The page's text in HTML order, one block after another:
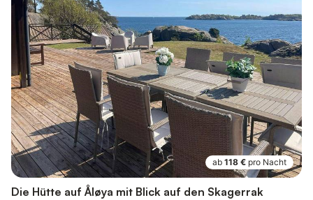
ab 118 € pro Nacht
Die Hütte auf Åløya mit Blick auf den Skagerrak